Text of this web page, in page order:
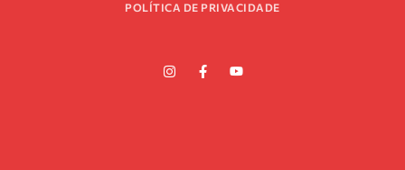
POLÍTICA DE PRIVACIDADE